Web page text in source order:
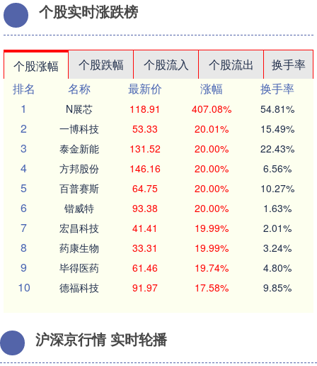
个股实时涨跌榜
个股涨幅 个股跌幅 个股流入 个股流出
换手率
排名
名称 最新价 涨幅
换手率
1
N展芯 118.91 407.08% 54.81%
2 一博科技 53.33 20.01% 15.49%
3 泰金新能 131.52 20.00% 22.43%
4 方邦股份 146.16 20.00% 6.56%
5 百普赛斯 64.75 20.00% 10.27%
6 锴威特 93.38 20.00% 1.63%
7 宏昌科技 41.41 19.99% 2.01%
8 药康生物 33.31 19.99% 3.24%
9 毕得医药 61.46 19.74% 4.80%
10 德福科技 91.97 17.58% 9.85%
沪深京行情 实时轮播